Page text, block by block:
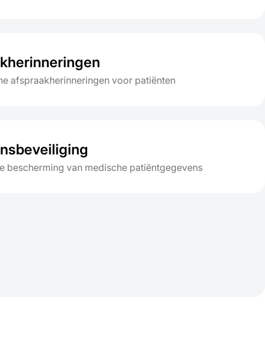
afspraakherinneringen voor patiënten
bescherming van medische patiëntgegevens